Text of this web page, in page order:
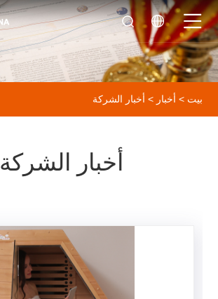
بيت > أخبار > أخبار الشركة
أخبار الشركة